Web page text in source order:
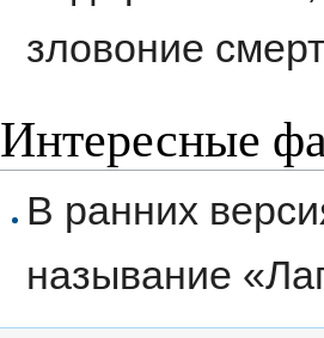
зловоние
Интересные
В ранних
называние